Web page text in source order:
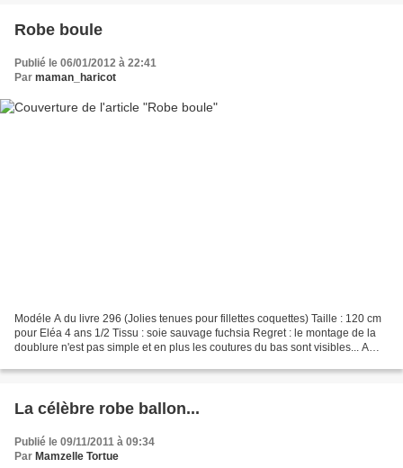
Robe boule
Publié le 06/01/2012 à 22:41
Par maman_haricot
Modéle A du livre 296 (Jolies tenues pour fillettes coquettes) Taille : 120 cm
pour Eléa 4 ans 1/2 Tissu : soie sauvage fuchsia Regret : le montage de la
doublure n'est pas simple et en plus les coutures du bas sont visibles... A
La célèbre robe ballon...
Publié le 09/11/2011 à 09:34
Par Mamzelle Tortue